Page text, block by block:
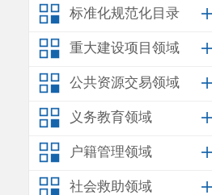
标准化规范化目录
重大建设项目领域
公共资源交易领域
义务教育领域
户籍管理领域
社会救助领域